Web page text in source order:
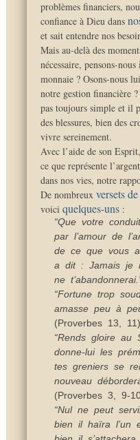
problèmes financiers,
confiance à Dieu dans
et sait entendre nos
Mais au-delà des
nécessaire, pensons-
monnaie ? Osons-nous
notre gestion financière
pas toujours simple et il
des blessures, bien des
vivre sereinement.
Avec l’aide de son
ce que représente
dans nos vies, notre
De nombreux versets
voici quelques-uns:
“Que votre
par l’amour de
de ce que vous
a dit : Jamais je
ne
“Fortune trop
amasse peu à
(Proverbes 13, 11)
“Rends gloire au
donne-lui les
tes greniers se
nouveau
(Proverbes 3, 9-
“Nul ne peut
bien il haïra l’un